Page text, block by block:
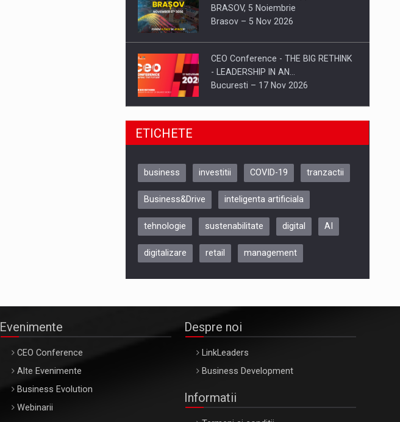
BRASOV, 5 Noiembrie
Brasov – 5 Nov 2026
CEO Conference - THE BIG RETHINK
- LEADERSHIP IN AN…
Bucuresti – 17 Nov 2026
Be Inspired. Make it Happen!, CLUJ, 9
ARTEMIS LETO, ORADEA, 8
Oradea – 8 Oct 2026
ETICHETE
business investitii COVID-19 tranzactii
Business&Drive inteligenta artificiala
tehnologie sustenabilitate digital AI
digitalizare retail management
Evenimente
CEO Conference
Alte Evenimente
Business Evolution
Webinarii
Despre noi
LinkLeaders
Business Development
Informatii